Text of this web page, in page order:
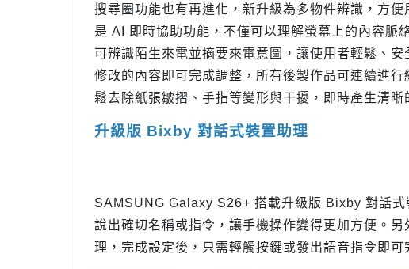
搜尋圈功能也有再進化，新升級為多物件辨識，方
是 AI 即時協助功能，不僅可以理解螢幕上的內容脈
可辨識陌生來電並摘要來電意圖，讓使用者輕鬆、
修改的內容即可完成調整，所有後製作品可連續進
鬆去除紙張皺摺、手指等變形與干擾，即時產生清晰
升級版 Bixby 對話式裝置助理
SAMSUNG Galaxy S26+ 搭載升級版 Bixby 對話
說出確切名稱或指令，讓手機操作變得更加方便。
理，完成設定後，只需輕觸按鍵或發出語音指令即可